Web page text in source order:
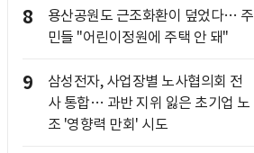
8
용산공원도 근조화환이 덮었다… 주
민들 "어린이정원에 주택 안 돼"
9
삼성전자, 사업장별 노사협의회 전
사 통합… 과반 지위 잃은 초기업 노
조 '영향력 만회' 시도